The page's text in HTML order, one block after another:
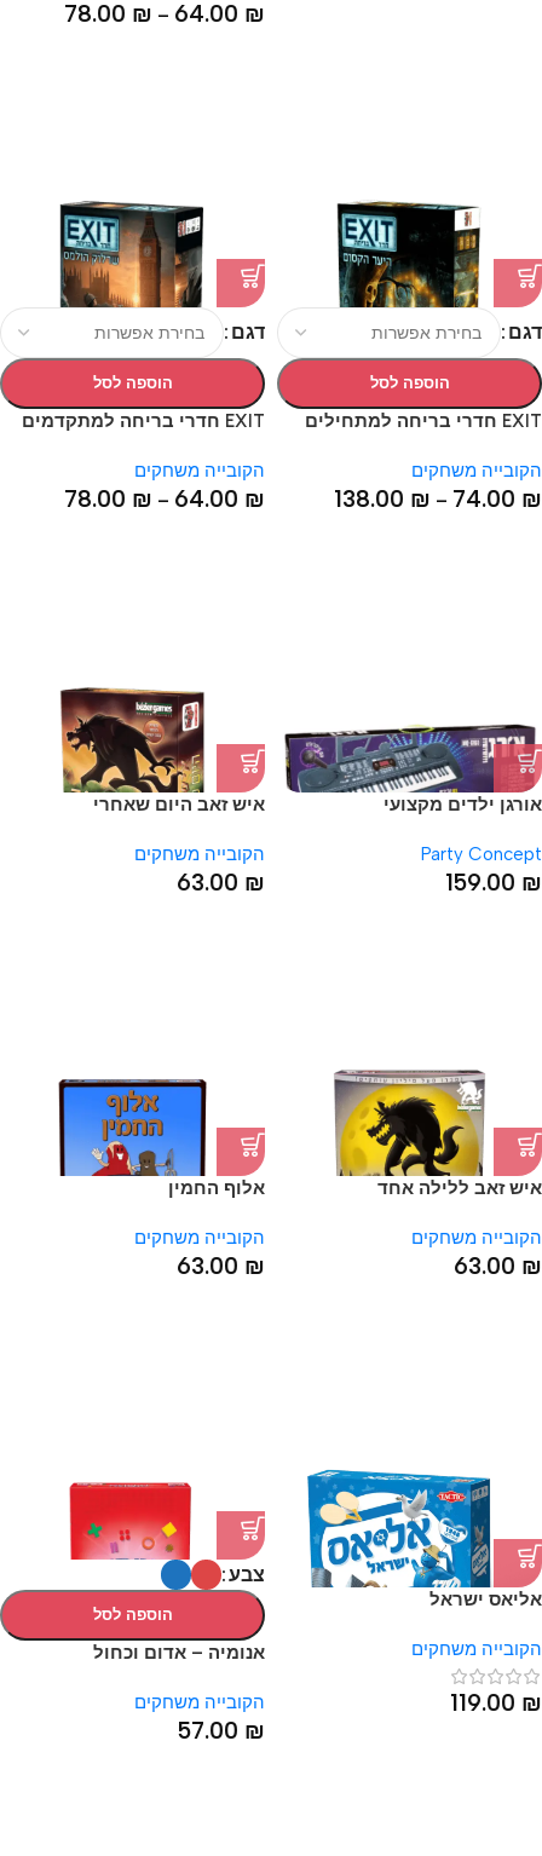
64.00 ₪
–
78.00 ₪
דגם
הוספה לסל
EXIT חדרי בריחה למתחילים
הקובייה משחקים
74.00 ₪
–
138.00 ₪
דגם
הוספה לסל
EXIT חדרי בריחה למתקדמים
הקובייה משחקים
64.00 ₪
–
78.00 ₪
אורגן ילדים מקצועי
Party Concept
159.00 ₪
איש זאב היום שאחרי
הקובייה משחקים
63.00 ₪
איש זאב ללילה אחד
הקובייה משחקים
63.00 ₪
אלוף החמין
הקובייה משחקים
63.00 ₪
אליאס ישראל
הקובייה משחקים
119.00 ₪
צבע
הוספה לסל
אנומיה – אדום וכחול
הקובייה משחקים
57.00 ₪